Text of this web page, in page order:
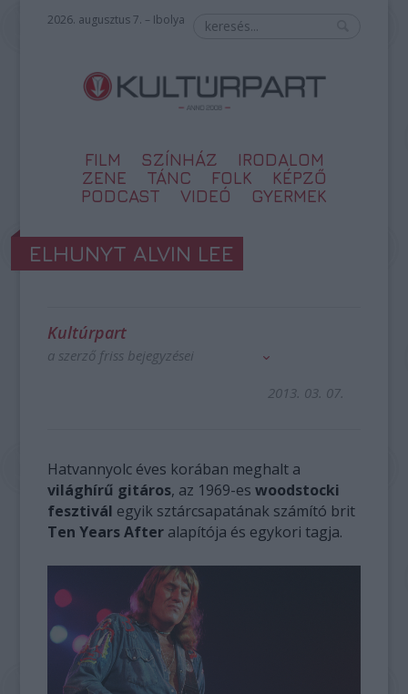
2026. augusztus 7. – Ibolya
FILM SZÍNHÁZ
IRODALOM
ZENE
TÁNC FOLK
KÉPZŐ
PODCAST
VIDEÓ GYERMEK
ELHUNYT ALVIN LEE
Kultúrpart
a szerző friss bejegyzései
2013. 03. 07.
Hatvannyolc éves korában meghalt a
világhírű gitáros, az 1969-eswoodstocki
fesztivál egyik sztárcsapatának számító brit
Ten Years After alapítója és egykori tagja.